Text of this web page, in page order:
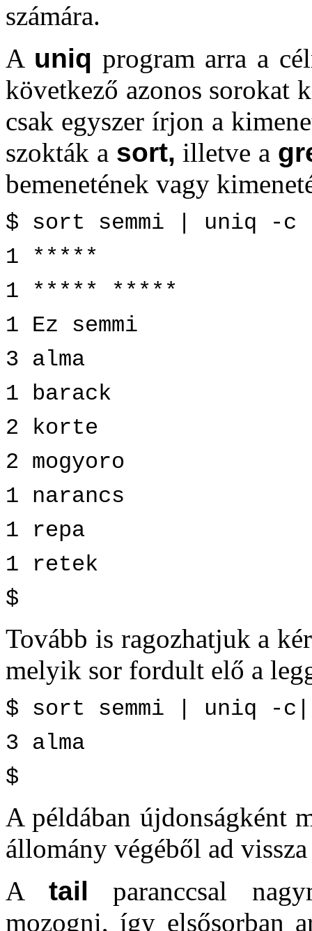
számára.
A uniq program arra a
következő azonos sorokat
csak egyszer írjon a
szokták a sort, illetve a
bemenetének vagy
$ sort semmi | uniq -c
1 *****
1 ***** *****
1 Ez semmi
3 alma
1 barack
2 korte
2 mogyoro
1 narancs
1 repa
1 retek
$
Tovább is ragozhatjuk a
melyik sor fordult elő a
$ sort semmi | uniq
3 alma
$
A példában újdonságként
állomány végéből ad
A tail paranccsal
mozogni, így elsősorban